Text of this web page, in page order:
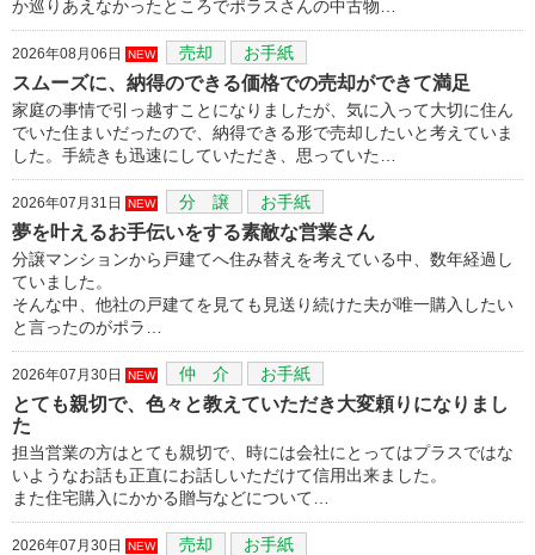
か巡りあえなかったところでポラスさんの中古物…
2026年08月06日 NEW 売却 お手紙
スムーズに、納得のできる価格での売却ができて満足
家庭の事情で引っ越すことになりましたが、気に入って大切に住ん
でいた住まいだったので、納得できる形で売却したいと考えていま
した。手続きも迅速にしていただき、思っていた…
2026年07月31日 NEW 分 譲 お手紙
夢を叶えるお手伝いをする素敵な営業さん
分譲マンションから戸建てへ住み替えを考えている中、数年経過し
ていました。
そんな中、他社の戸建てを見ても見送り続けた夫が唯一購入したい
と言ったのがポラ…
2026年07月30日 NEW 仲 介 お手紙
とても親切で、色々と教えていただき大変頼りになりまし
た
担当営業の方はとても親切で、時には会社にとってはプラスではな
いようなお話も正直にお話しいただけて信用出来ました。
また住宅購入にかかる贈与などについて…
2026年07月30日 NEW 売却 お手紙